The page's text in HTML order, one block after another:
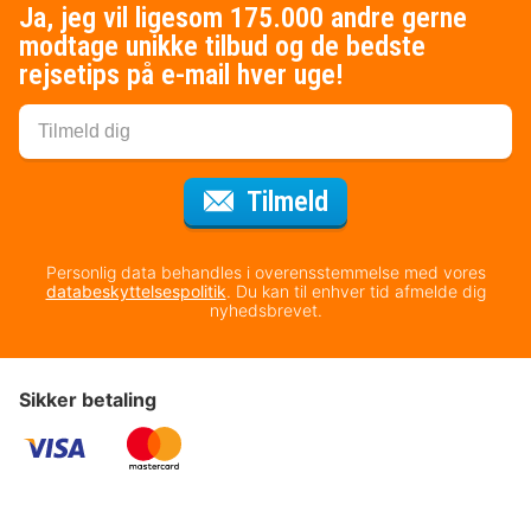
Ja, jeg vil ligesom 175.000 andre gerne
modtage unikke tilbud og de bedste
rejsetips på e-mail hver uge!
Tilmeld
Personlig data behandles i overensstemmelse med vores
databeskyttelsespolitik. Du kan til enhver tid afmelde dig
nyhedsbrevet.
Sikker betaling